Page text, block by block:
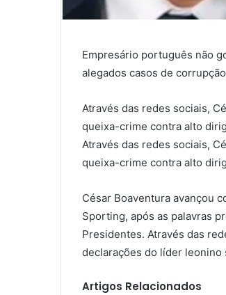
Empresário português não
alegados casos de
Através das redes sociais,
queixa-crime contra alto
Através das redes sociais,
queixa-crime contra alto
César Boaventura avançou
Sporting, após as palavras
Presidentes. Através das
declarações do líder leonino
Artigos Relacionados